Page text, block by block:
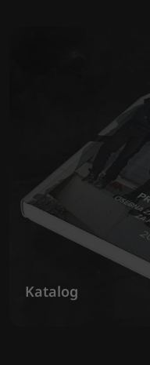
Katalog